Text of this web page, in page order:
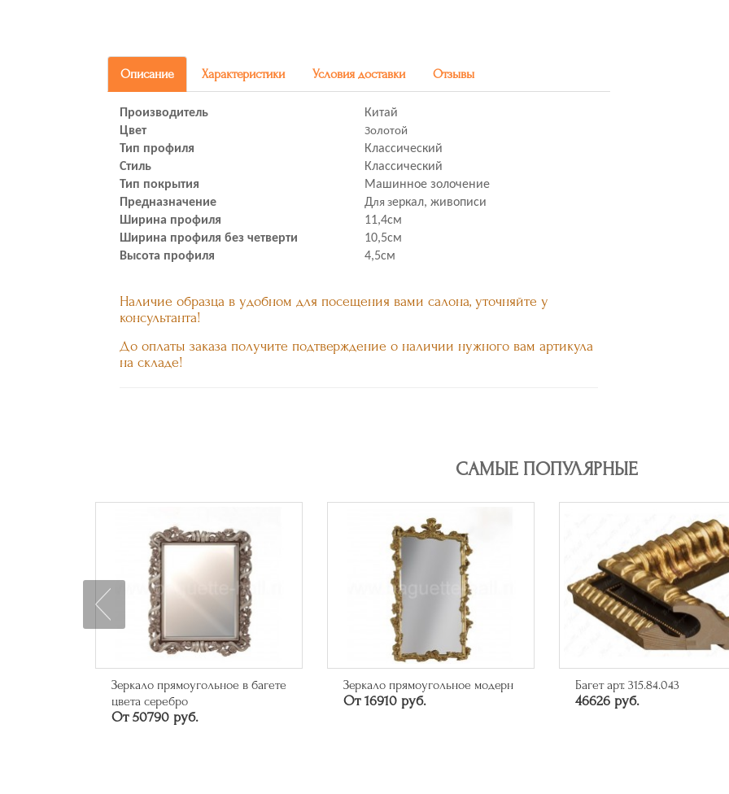
Описание Характеристики Условия доставки Отзывы
Производитель
Китай
Цвет
Золотой
Тип профиля
Классический
Стиль
Классический
Тип покрытия
Машинное золочение
Предназначение
Для зеркал, живописи
Ширина профиля
11,4см
Ширина профиля без четверти
10,5см
Высота профиля
4,5см
Наличие образца в удобном для посещения вами салона, уточняйте у
консультанта!
До оплаты заказа получите подтверждение о наличии нужного вам артикула
на складе!
САМЫЕ ПОПУЛЯРНЫЕ
Зеркало прямоугольное в багете
цвета серебро
От 50790 руб.
Зеркало прямоугольное модерн
От 16910 руб.
Багет арт. 315.84.043
46626 руб.